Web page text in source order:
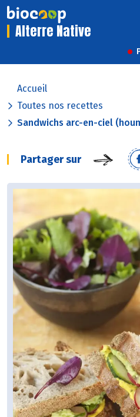
Alterre Native
Accueil
Toutes nos recettes
Sandwichs arc-en-ciel
Partager sur